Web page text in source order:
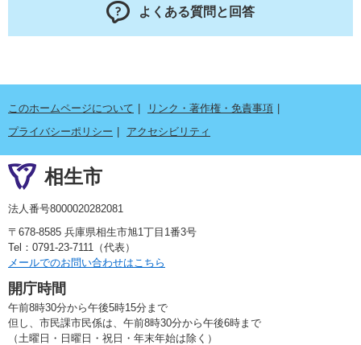
よくある質問と回答
このホームページについて
リンク・著作権・免責事項
プライバシーポリシー
アクセシビリティ
相生市
法人番号8000020282081
〒678-8585 兵庫県相生市旭1丁目1番3号
Tel：0791-23-7111（代表）
メールでのお問い合わせはこちら
開庁時間
午前8時30分から午後5時15分まで
但し、市民課市民係は、午前8時30分から午後6時まで
（土曜日・日曜日・祝日・年末年始は除く）